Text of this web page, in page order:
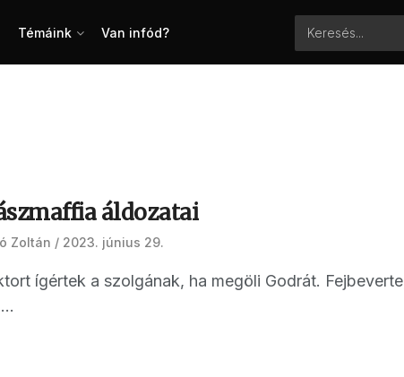
Témáink Van infód?
áldozatai
Zoltán 2023. június 29.
ígértek a szolgának, ha megöli Godrát.